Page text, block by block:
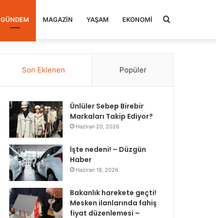
GÜNDEM MAGAZIN YAŞAM EKONOMI Arama
Son Eklenen Popüler
Ünlüler Sebep Birebir
Markaları Takip Ediyor?
Haziran 20, 2026
İşte nedeni! – Düzgün
Haber
Haziran 18, 2026
Bakanlık harekete geçti!
Mesken ilanlarında fahiş
fiyat düzenlemesi –